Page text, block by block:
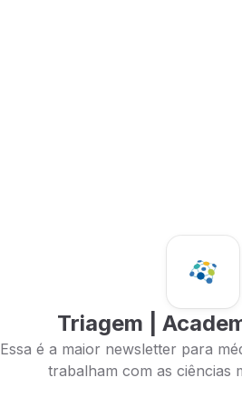
Triagem |
Essa é a maior newsletter para
trabalham com as ciências